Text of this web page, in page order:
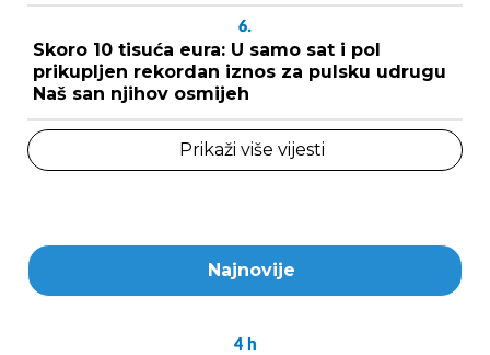
6.
Skoro 10 tisuća eura: U samo sat i pol
prikupljen rekordan iznos za pulsku udrugu
Naš san njihov osmijeh
Prikaži više vijesti
Najnovije
4 h